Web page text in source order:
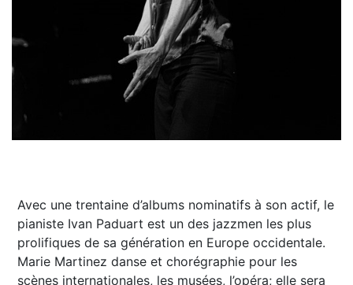
Avec une trentaine d’albums nominatifs à son actif, le
pianiste Ivan Paduart est un des jazzmen les plus
prolifiques de sa génération en Europe occidentale.
Marie Martinez danse et chorégraphie pour les
scènes internationales, les musées, l’opéra; elle sera